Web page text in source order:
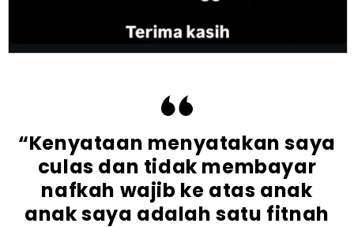
“Kenyataan menyatakan saya
culas dan tidak membayar
nafkah wajib ke atas anak
anak saya adalah satu fitnah